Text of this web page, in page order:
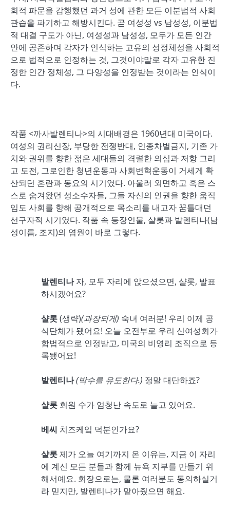
회적 파문을 감행했던 과거 성에 관한 모든 이분법적 사회
관습을 파기하고 해방시킨다. 곧 여성성 vs 남성성, 이분법
적 대결 구도가 아닌, 여성성과 남성성, 모두가 모든 인간
안에 공존하며 각자가 인식하는 고유의 성정체성을 사회적
으로 법적으로 인정하는 것, 그것이야말로 각자 고유한 진
정한 인간 정체성, 그 다양성을 인정받는 것이라는 인식이
다.
작품 <까사발렌티나>의 시대배경은 1960년대 미국이다.
여성의 권리신장, 부당한 전쟁반대, 인종차별금지, 기존 가
치와 권위를 향한 젊은 세대들의 격렬한 의심과 저항 그리
고 도전, 그로인한 청년운동과 사회변혁운동이 거세게 확
산되던 혼란과 동요의 시기였다. 아울러 외면하고 혹은 스
스로 숨겨왔던 성소수자들, 그들 자신의 인권을 향한 움직
임도 사회를 향해 공개적으로 목소리를 내고자 꿈틀대던
선구자적 시기였다. 작품 속 등장인물, 샬롯과 발렌티나(남
성이름, 조지)의 염원이 바로 그렇다.
발렌티나자, 모두 자리에 앉으셨으면, 샬롯, 발표
하시겠어요?
샬롯(생략)(과장되게) 숙녀 여러분! 우리 이제 공
식단체가 됐어요! 오늘 오전부로 우리 신여성회가
합법적으로 인정받고, 미국의 비영리 조직으로 등
록됐어요!
발렌티나(박수를 유도한다.) 정말 대단하죠?
샬롯 회원 수가 엄청난 속도로 늘고 있어요.
베씨 치즈케잌 덕분인가요?
샬롯제가 오늘 여기까지 온 이유는, 지금 이 자리
에 계신 모든 분들과 함께 뉴욕 지부를 만들기 위
해서예요. 회장으로는, 물론 여러분도 동의하실거
라 믿지만, 발렌티나가 맡아줬으면 해요.